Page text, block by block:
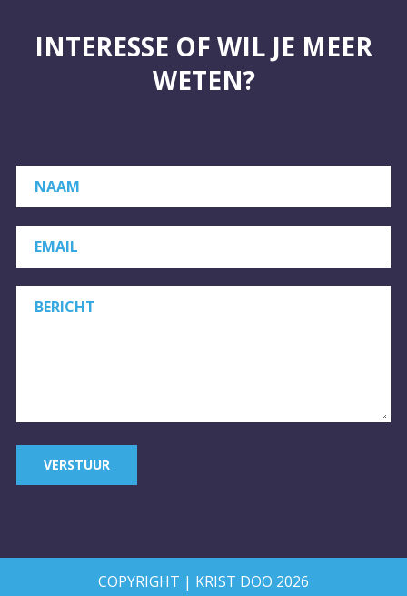
INTERESSE OF WIL JE MEER
WETEN?
VERSTUUR
COPYRIGHT | KRIST DOO 2026